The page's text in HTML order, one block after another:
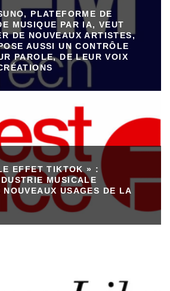
PLATEFORME DE
MUSIQUE PAR IA, VEUT
DE NOUVEAUX ARTISTES,
AUSSI UN CONTRÔLE
PAROLE, DE LEUR VOIX
EFFET TIKTOK » :
MUSICALE
NOUVEAUX USAGES DE LA